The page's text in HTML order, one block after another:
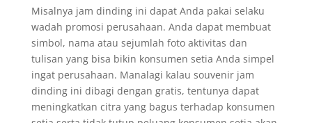
Misalnya jam dinding ini dapat Anda pakai selaku
wadah promosi perusahaan. Anda dapat membuat
simbol, nama atau sejumlah foto aktivitas dan
tulisan yang bisa bikin konsumen setia Anda simpel
ingat perusahaan. Manalagi kalau souvenir jam
dinding ini dibagi dengan gratis, tentunya dapat
meningkatkan citra yang bagus terhadap konsumen